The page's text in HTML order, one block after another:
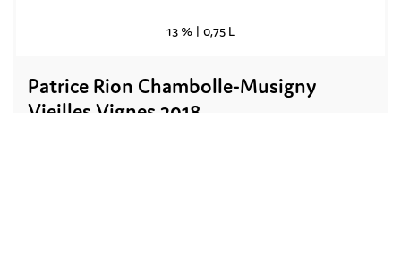
13 % | 0,75 L
Patrice Rion Chambolle-Musigny
Vieilles Vignes 2018